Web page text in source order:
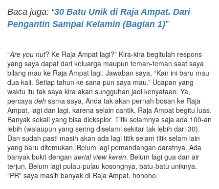
Baca juga: “30 Batu Unik di Raja Ampat. Dari
Pengantin Sampai Kelamin (Bagian 1)”
“Are you nut? Ke Raja Ampat lagi?” Kira-kira begitulah respons
yang saya dapat dari keluarga maupun teman-teman saat saya
bilang mau ke Raja Ampat lagi. Jawaban saya, “Kan ini baru mau
dua kali. Setiap tahun ke sana pun saya mau.” Ucapan yang
waktu itu tak saya kira akan sungguhan jadi kenyataan. Ya,
percaya deh sama saya, Anda tak akan pernah bosan ke Raja
Ampat, lagi dan lagi, karena selain cantik, Raja Ampat begitu luas.
Banyak sekali yang bisa dieksplor. Titik selamnya saja ada 100-an
lebih (walaupun yang sering diselami sekitar tak lebih dari 30).
Dan sudah pasti masih akan ada lagi titik selam titik selam lain
yang baru ditemukan. Belum lagi pemandangan daratnya. Ada
banyak bukit dengan aerial view keren. Belum lagi gua dan air
terjun. Belum lagi pulau-pulau kosongnya, batu-batu uniknya.
“PR” saya masih banyak di Raja Ampat, hohoho.